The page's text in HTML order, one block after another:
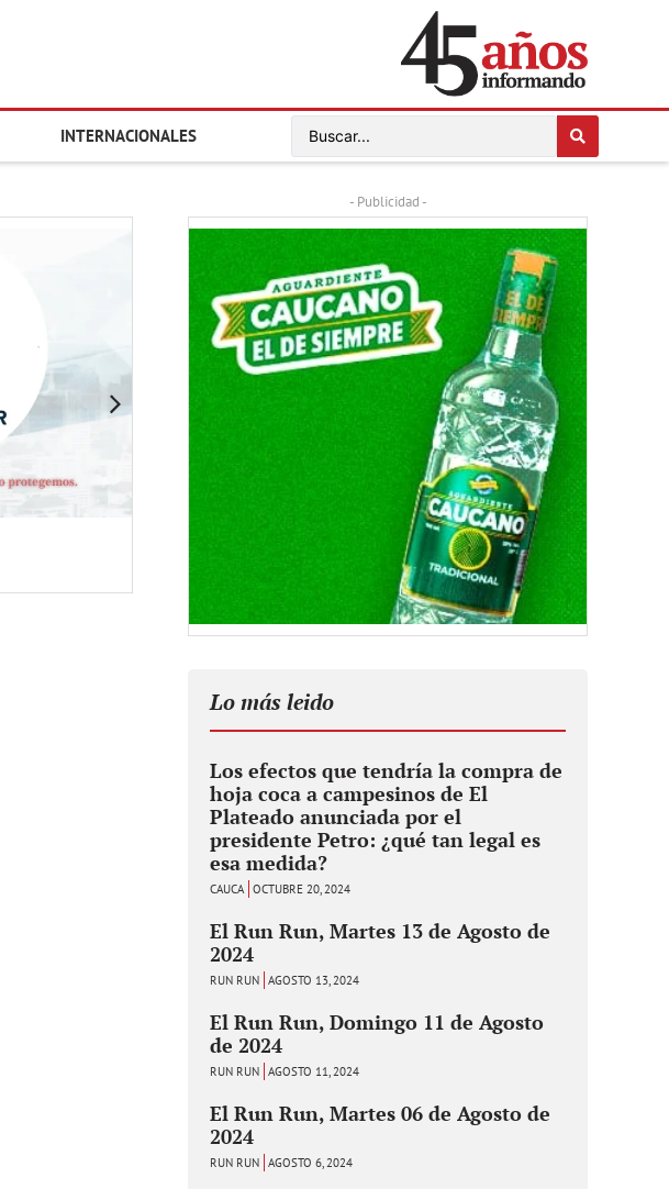
INTERNACIONALES
- Publicidad -
Lo más leido
Los efectos que tendría la compra de
hoja coca a campesinos de El
Plateado anunciada por el
presidente Petro: ¿qué tan legal es
esa medida?
CAUCA OCTUBRE 20, 2024
El Run Run, Martes 13 de Agosto de
2024
RUN RUN AGOSTO 13, 2024
El Run Run, Domingo 11 de Agosto
de 2024
RUN RUN AGOSTO 11, 2024
El Run Run, Martes 06 de Agosto de
2024
RUN RUN AGOSTO 6, 2024